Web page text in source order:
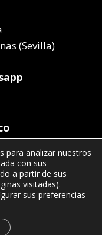
(Sevilla)
para analizar nuestros
con sus
a partir de sus
visitadas).
sus preferencias